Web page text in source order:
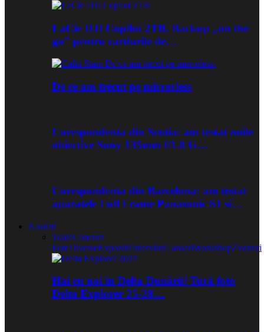
LaCie DJI Copilot 2TB. Backup „on the
go” pentru cardurile de…
De ce am trecut pe mirrorless
Corespondenta din Scotia: am testat noile
obiective Sony 135mm f/1.8 G…
Corespondenta din Barcelona: am testat
aparatele Full Frame Panasonic S1 si…
Noutati
ToateConcurs
FotoDiverseExpozitiiInterviuriLansariWorkshopZvonuri
Hai cu noi în Delta Dunării! Tură foto
Delta Explorer 25-28…